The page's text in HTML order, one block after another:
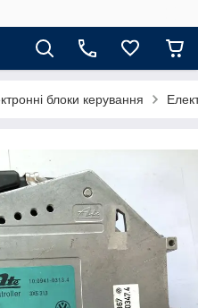
блоки керування